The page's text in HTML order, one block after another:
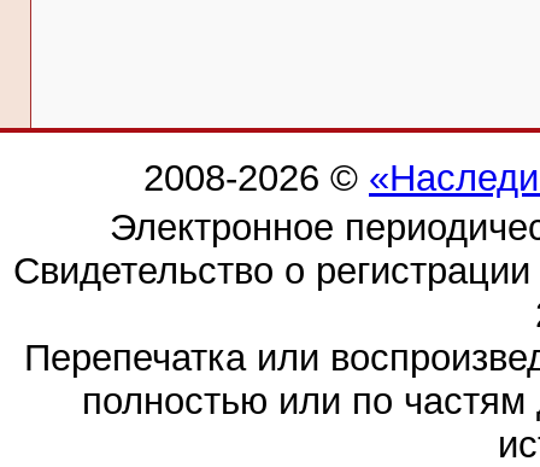
2008-2026 ©
Электронное
Свидетельство о
Перепечатка или
полностью или по частям